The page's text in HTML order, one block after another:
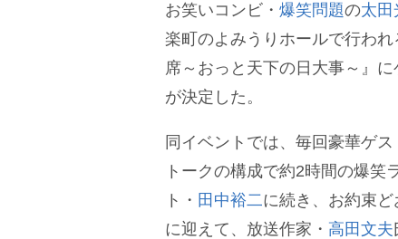
お笑いコンビ・ 爆笑問題の太田
楽町のよみうりホールで行わ
席～おっと天下の日大事～』
が決定した。
同イベントでは、毎回豪華ゲス
トークの構成で約2時間の爆笑
ト・ 田中裕二に続き、お約束
に迎えて、放送作家・ 高田文夫